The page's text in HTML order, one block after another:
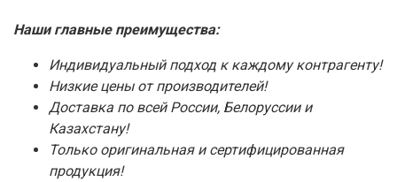
Наши главные преимущества:
Индивидуальный подход к каждому контрагенту!
Низкие цены от производителей!
Доставка по всей России, Белоруссии и
Казахстану!
Только оригинальная и сертифицированная
продукция!